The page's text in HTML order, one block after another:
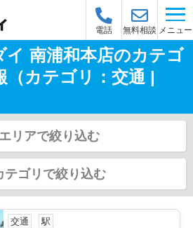
電話 無料相談 メニュー
イ 南浦和本店のカテゴ
（カテゴリ：交通 |
エリアで絞り込む
テゴリで絞り込む
交通 駅